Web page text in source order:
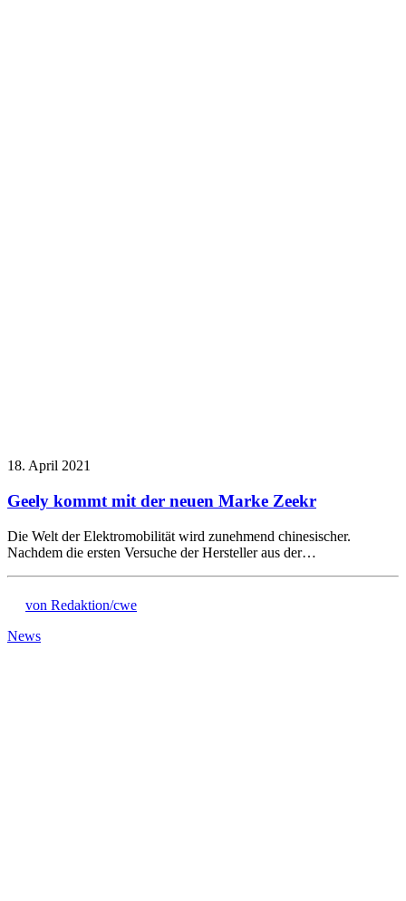
18. April 2021
Geely kommt mit der neuen Marke Zeekr
Die Welt der Elektromobilität wird zunehmend chinesischer.
Nachdem die ersten Versuche der Hersteller aus der…
von Redaktion/cwe
News